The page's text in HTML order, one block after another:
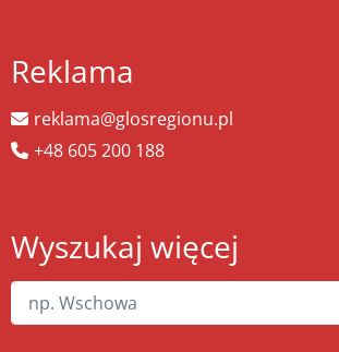
Reklama
reklama@glosregionu.pl
+48 605 200 188
Wyszukaj więcej